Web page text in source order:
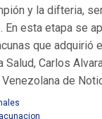
y la difteria,
En esta etapa se
que adquirió
Salud, Carlos
de